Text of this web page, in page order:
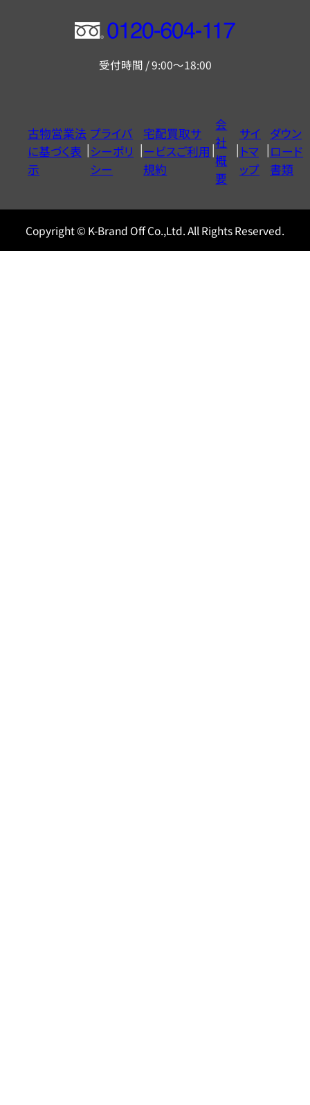
フ
ー
ヤ
ル
0120604117
受付時間 / 9:00～18:00
古物営業法
に基づく表
示
プライバ
シーポリ
シー
宅配買取サ
ービスご利用
規約
会
社
概
要
サイ
トマ
ップ
ダウン
ロード
書類
Copyright © K-Brand Off Co.,Ltd. All Rights Reserved.